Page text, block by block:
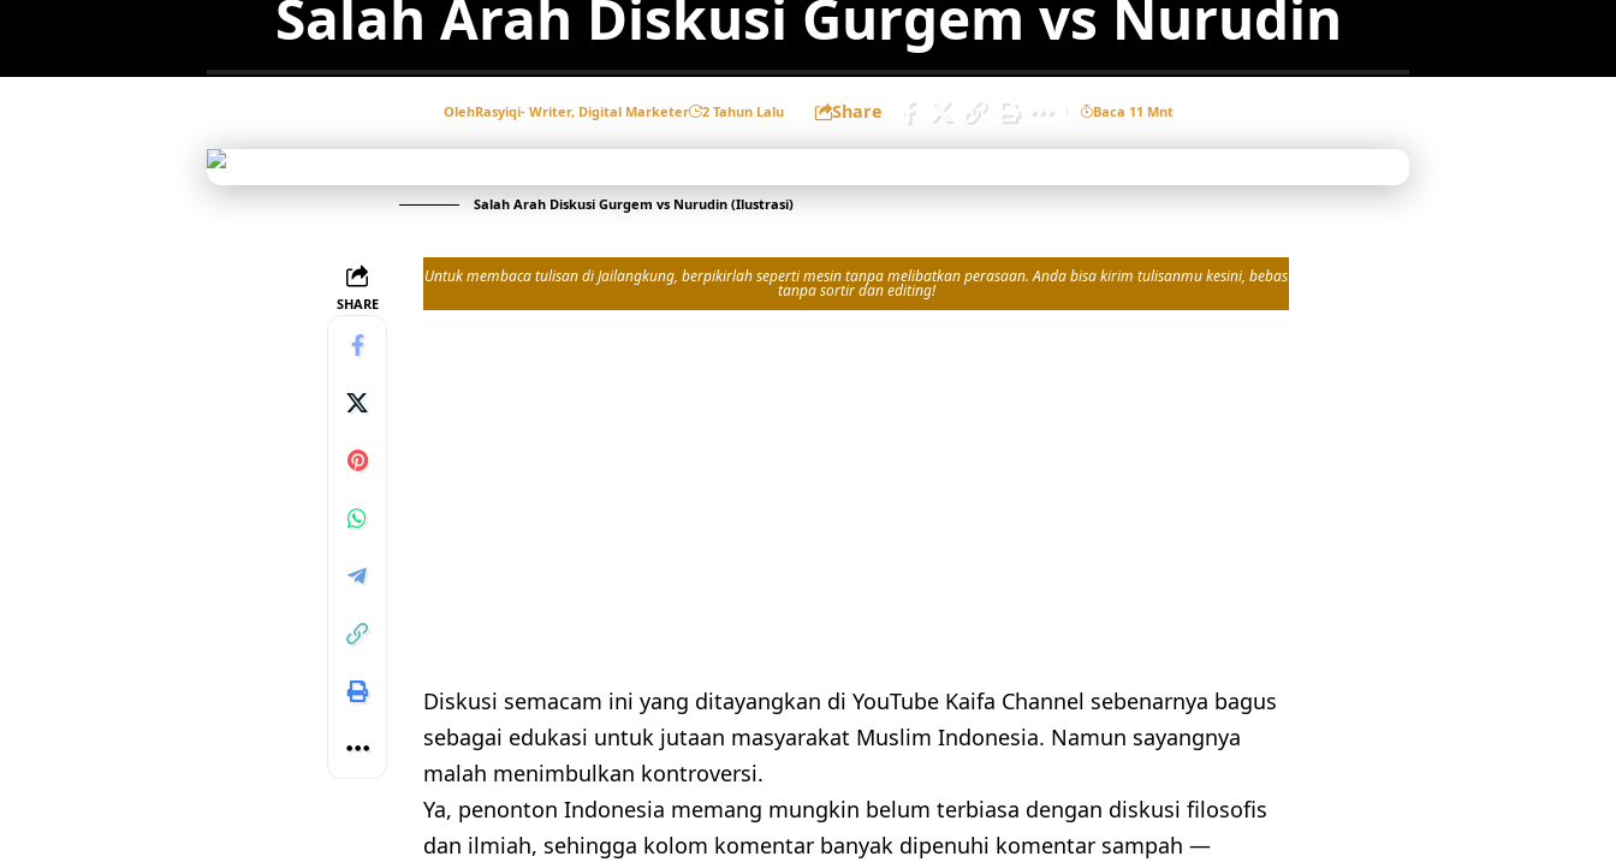
Salah Arah Diskusi Gurgem vs Nurudin
OlehRasyiqi- Writer, Digital Marketer 2 Tahun Lalu Share Baca 11 Mnt
Salah Arah Diskusi Gurgem vs Nurudin (Ilustrasi)
SHARE
Untuk membaca tulisan di Jailangkung, berpikirlah seperti mesin tanpa melibatkan perasaan. Anda bisa kirim tulisanmu kesini, bebas
tanpa sortir dan editing!
Diskusi semacam ini yang ditayangkan di YouTube Kaifa Channel sebenarnya bagus
sebagai edukasi untuk jutaan masyarakat Muslim Indonesia. Namun sayangnya
malah menimbulkan kontroversi.
Ya, penonton Indonesia memang mungkin belum terbiasa dengan diskusi filosofis
dan ilmiah, sehingga kolom komentar banyak dipenuhi komentar sampah —